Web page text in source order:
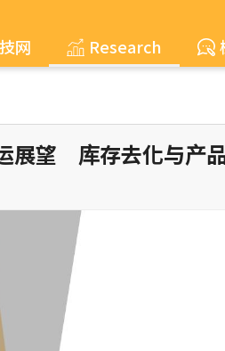
网 Research
展望 库存去化与产